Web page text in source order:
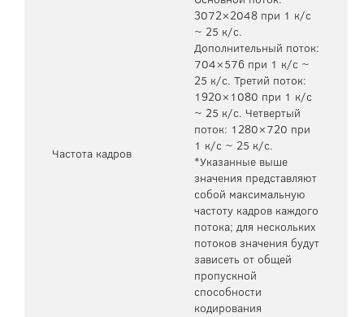
Частота кадров
3072×2048 при 1 к/с
~ 25 к/с.
Дополнительный поток:
704×576 при 1 к/с ~
25 к/с. Третий поток:
1920×1080 при 1 к/с
~ 25 к/с. Четвертый
поток: 1280×720 при
1 к/с ~ 25 к/с.
*Указанные выше
значения представляют
собой максимальную
частоту кадров каждого
потока; для нескольких
потоков значения будут
зависеть от общей
пропускной
способности
кодирования